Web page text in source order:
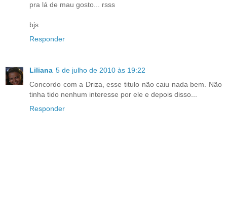
pra lá de mau gosto... rsss
bjs
Responder
Liliana 5 de julho de 2010 às 19:22
Concordo com a Driza, esse titulo não caiu nada bem. Não
tinha tido nenhum interesse por ele e depois disso...
Responder